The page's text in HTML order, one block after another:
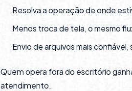
Resolva a operação de onde
Menos troca de tela, o mesmo
Envio de arquivos mais
Quem opera fora do escritório
atendimento.